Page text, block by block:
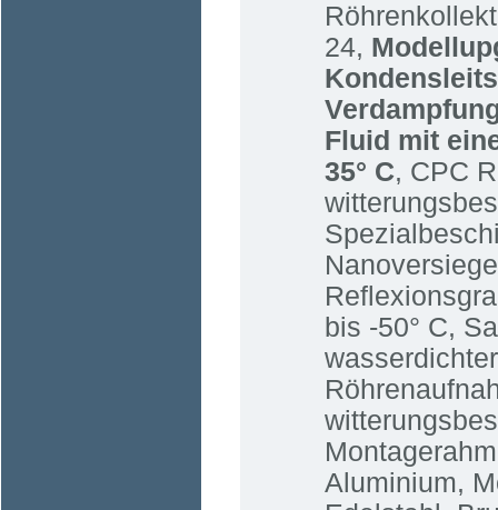
24,
Fluid mit
35° C, CPC
bis -50° C,
Aluminium,